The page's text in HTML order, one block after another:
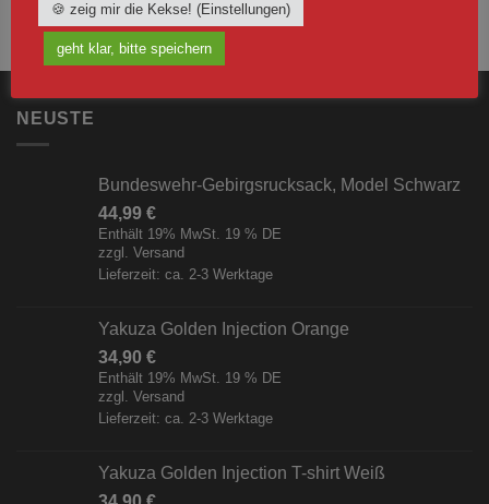
NEUSTE
Bundeswehr-Gebirgsrucksack, Model Schwarz
44,99 €
Enthält 19% MwSt. 19 % DE
zzgl. Versand
Lieferzeit: ca. 2-3 Werktage
Yakuza Golden Injection Orange
34,90 €
Enthält 19% MwSt. 19 % DE
zzgl. Versand
Lieferzeit: ca. 2-3 Werktage
Yakuza Golden Injection T-shirt Weiß
🍪 zeig mir die Kekse! (Einstellungen)
geht klar, bitte speichern